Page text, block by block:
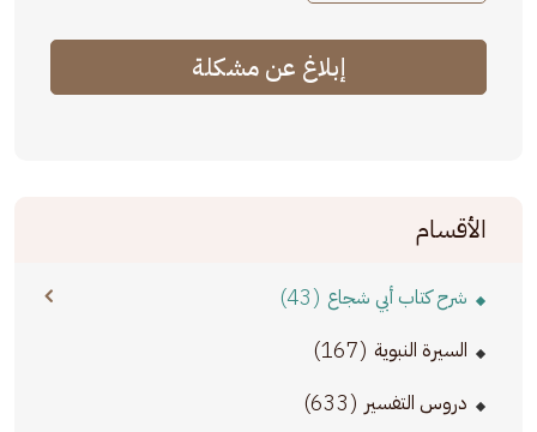
إبلاغ عن مشكلة
الأقسام
شرح كتاب أبي شجاع (43)
السيرة النبوية (167)
دروس التفسير (633)